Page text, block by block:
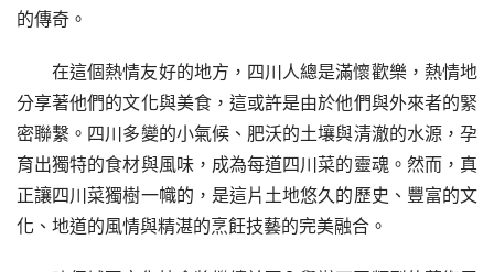
的傳奇。
在這個熱情友好的地方，四川人總是滿懷歡樂，熱情地
分享著他們的文化與美食，這或許是由於他們與外來者的緊
密聯繫。四川多變的小氣候、肥沃的土壤與清澈的水源，孕
育出獨特的食材與風味，成為每道四川菜的靈魂。然而，真
正讓四川菜獨樹一幟的，是這片土地悠久的歷史、豐富的文
化、地道的風情與精湛的烹飪技藝的完美融合。